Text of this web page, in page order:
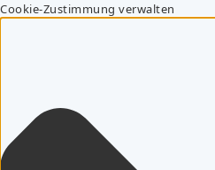
Cookie-Zustimmung verwalten